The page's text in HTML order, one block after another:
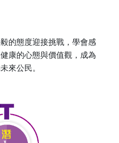
的態度迎接挑戰，學會感
康的心態與價值觀，成為
來公民。